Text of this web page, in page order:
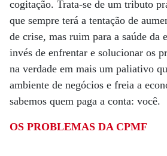
cogitação. Trata-se de um tributo
que sempre terá a tentação de
de crise, mas ruim para a saúde da
invés de enfrentar e solucionar os
na verdade em mais um paliativo
ambiente de negócios e freia a
sabemos quem paga a conta: você.
OS PROBLEMAS DA CPMF